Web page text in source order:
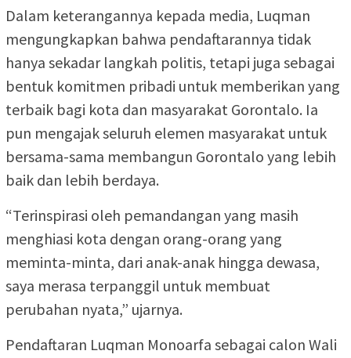
Dalam keterangannya kepada media, Luqman
mengungkapkan bahwa pendaftarannya tidak
hanya sekadar langkah politis, tetapi juga sebagai
bentuk komitmen pribadi untuk memberikan yang
terbaik bagi kota dan masyarakat Gorontalo. Ia
pun mengajak seluruh elemen masyarakat untuk
bersama-sama membangun Gorontalo yang lebih
baik dan lebih berdaya.
“Terinspirasi oleh pemandangan yang masih
menghiasi kota dengan orang-orang yang
meminta-minta, dari anak-anak hingga dewasa,
saya merasa terpanggil untuk membuat
perubahan nyata,” ujarnya.
Pendaftaran Luqman Monoarfa sebagai calon Wali